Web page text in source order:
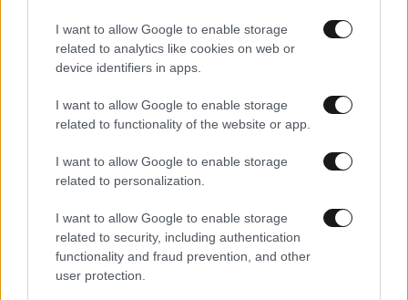
I want to allow Google to enable storage
related to analytics like cookies on web or
device identifiers in apps.
I want to allow Google to enable storage
related to functionality of the website or app.
I want to allow Google to enable storage
related to personalization.
I want to allow Google to enable storage
related to security, including authentication
functionality and fraud prevention, and other
user protection.